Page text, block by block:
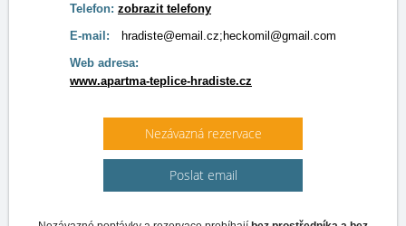
Telefon: zobrazit telefony
E-mail:
hradiste@email.cz;heckomil@gmail.com
Web adresa:
www.apartma-teplice-hradiste.cz
Nezávazná rezervace
Poslat email